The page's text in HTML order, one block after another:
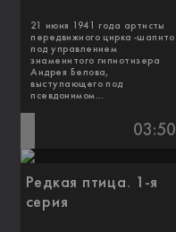
21 июня 1941 года артисты
передвижного цирка-шапито
под управлением
знаменитого гипнотизера
Андрея Белова,
выступающего под
псевдонимом...
03:50
Редкая птица. 1-я
серия